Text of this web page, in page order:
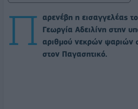
Π
αρενέβη η εισαγγελέας
Γεωργία Αδειλίνη στην
αριθμού νεκρών ψαριών
στον Παγασητικό.